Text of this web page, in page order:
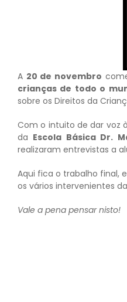
A 20 de novembro
crianças de todo o
sobre os Direitos da
Com o intuito de dar voz
da Escola Básica Dr.
realizaram entrevistas a
Aqui fica o trabalho final,
os vários intervenientes
Vale a pena pensar nisto!